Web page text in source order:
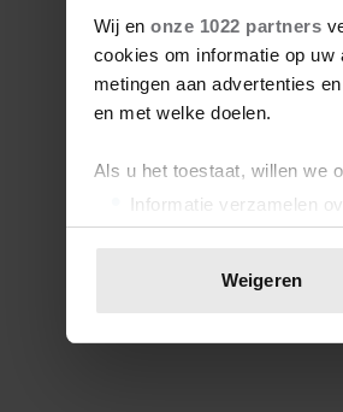
Wij en onze 1022 partners
cookies om informatie op uw
metingen aan advertenties
en met welke doelen.
Als u het toestaat, willen we
Informatie verzamelen
Uw apparaat
toestemming op elk
We gebruiken cookies om
websiteverkeer te
Weigeren